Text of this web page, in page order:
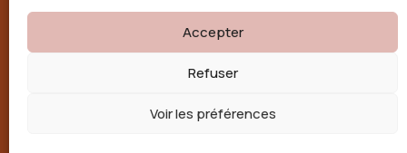
Accepter
Refuser
Voir les préférences